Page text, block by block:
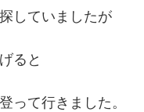
していましたが
ると
って行きました。